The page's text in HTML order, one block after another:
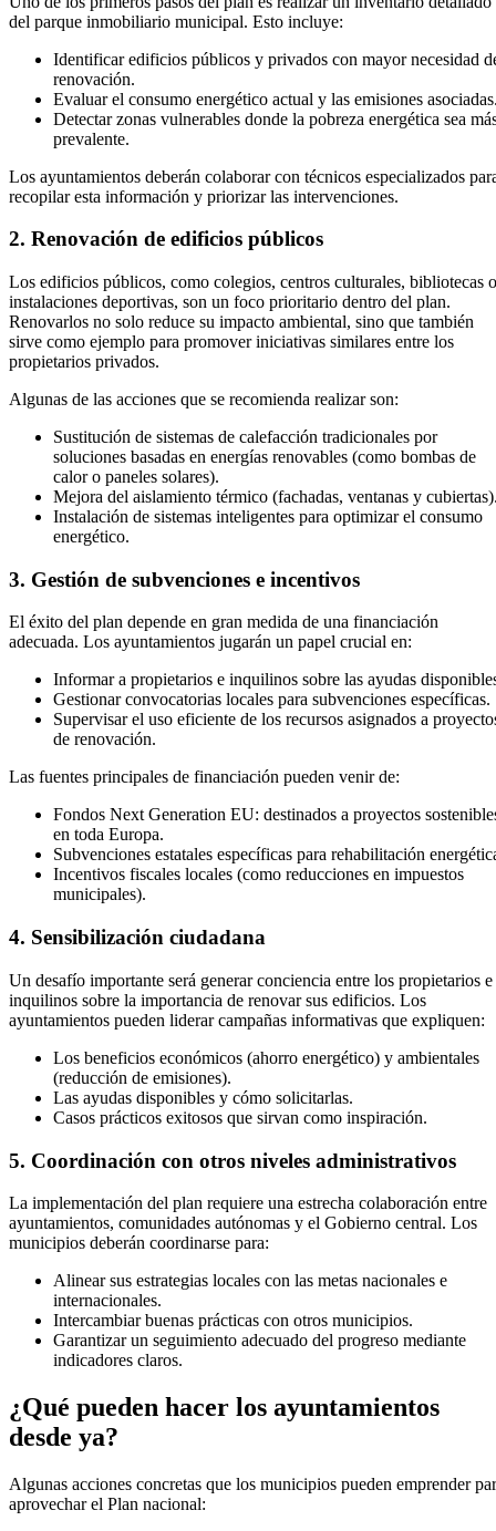
del parque inmobiliario municipal. Esto incluye:
Identificar edificios públicos y privados con mayor necesidad
renovación.
Evaluar el consumo energético actual y las emisiones
Detectar zonas vulnerables donde la pobreza energética sea
prevalente.
Los ayuntamientos deberán colaborar con técnicos especializados
recopilar esta información y priorizar las intervenciones.
2. Renovación de edificios públicos
Los edificios públicos, como colegios, centros culturales, bibliotecas o
instalaciones deportivas, son un foco prioritario dentro del plan.
Renovarlos no solo reduce su impacto ambiental, sino que también
sirve como ejemplo para promover iniciativas similares entre los
propietarios privados.
Algunas de las acciones que se recomienda realizar son:
Sustitución de sistemas de calefacción tradicionales por
soluciones basadas en energías renovables (como bombas de
calor o paneles solares).
Mejora del aislamiento térmico (fachadas, ventanas y
Instalación de sistemas inteligentes para optimizar el consumo
energético.
3. Gestión de subvenciones e incentivos
El éxito del plan depende en gran medida de una financiación
adecuada. Los ayuntamientos jugarán un papel crucial en:
Informar a propietarios e inquilinos sobre las ayudas
Gestionar convocatorias locales para subvenciones específicas.
Supervisar el uso eficiente de los recursos asignados a
de renovación.
Las fuentes principales de financiación pueden venir de:
Fondos Next Generation EU: destinados a proyectos
en toda Europa.
Subvenciones estatales específicas para rehabilitación
Incentivos fiscales locales (como reducciones en impuestos
municipales).
4. Sensibilización ciudadana
Un desafío importante será generar conciencia entre los propietarios e
inquilinos sobre la importancia de renovar sus edificios. Los
ayuntamientos pueden liderar campañas informativas que expliquen:
Los beneficios económicos (ahorro energético) y ambientales
(reducción de emisiones).
Las ayudas disponibles y cómo solicitarlas.
Casos prácticos exitosos que sirvan como inspiración.
5. Coordinación con otros niveles administrativos
La implementación del plan requiere una estrecha colaboración entre
ayuntamientos, comunidades autónomas y el Gobierno central. Los
municipios deberán coordinarse para:
Alinear sus estrategias locales con las metas nacionales e
internacionales.
Intercambiar buenas prácticas con otros municipios.
Garantizar un seguimiento adecuado del progreso mediante
indicadores claros.
¿Qué pueden hacer los ayuntamientos
desde ya?
Algunas acciones concretas que los municipios pueden emprender
aprovechar el Plan nacional: